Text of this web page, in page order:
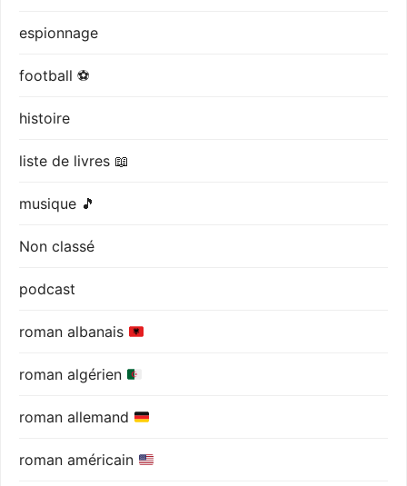
espionnage
football ⚽
histoire
liste de livres 📖
musique 🎵
Non classé
podcast
roman albanais
roman algérien
roman allemand
roman américain